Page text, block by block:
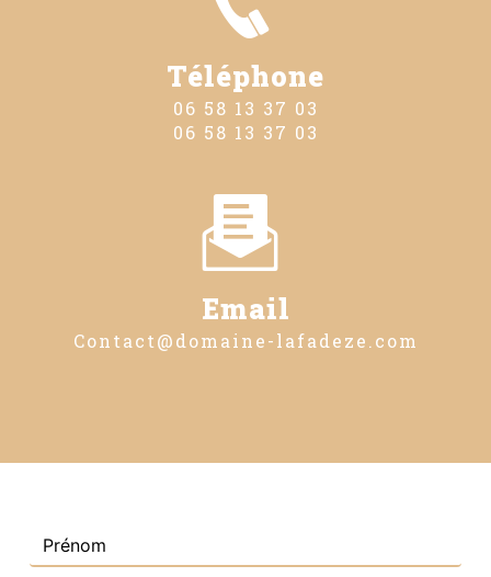
Téléphone
06 58 13 37 03
06 58 13 37 03
Email
contact@domaine-lafadeze.com